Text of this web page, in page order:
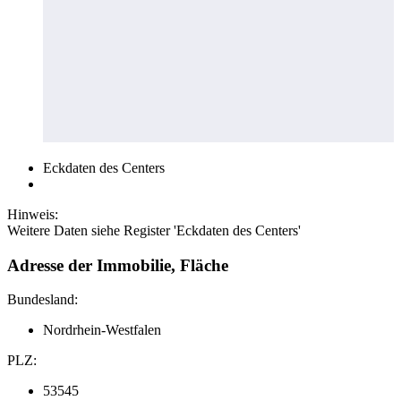
Eckdaten des Centers
Hinweis:
Weitere Daten siehe Register 'Eckdaten des Centers'
Adresse der Immobilie, Fläche
Bundesland:
Nordrhein-Westfalen
PLZ:
53545